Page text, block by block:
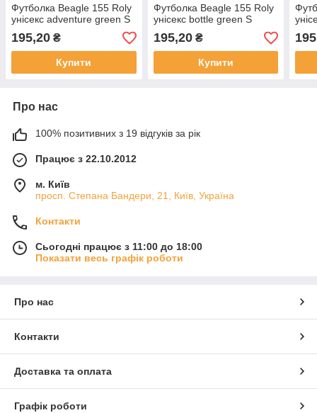
Футболка Beagle 155 Roly
унісекс adventure green S
195,20 ₴
Купити
Футболка Beagle 155 Roly
унісекс bottle green S
195,20₴
Купити
Про нас
100% позитивних з 19 відгуків за рік
Працює з 22.10.2012
м. Київ
просп. Степана Бандери, 21, Київ, Україна
Контакти
Сьогодні працює з 11:00 до 18:00
Показати весь графік роботи
Про нас
Контакти
Доставка та оплата
Графік роботи